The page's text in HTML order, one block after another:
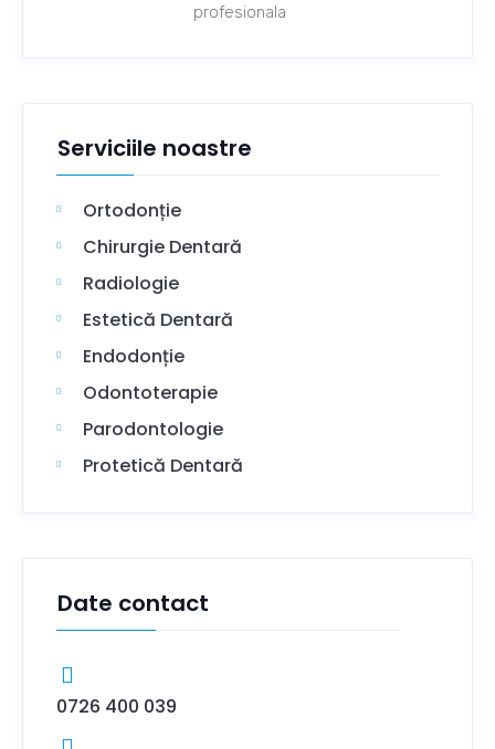
profesionala
Serviciile noastre
Ortodonție
Chirurgie Dentară
Radiologie
Estetică Dentară
Endodonție
Odontoterapie
Parodontologie
Protetică Dentară
Date contact
0726 400 039